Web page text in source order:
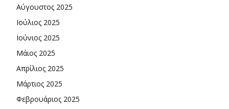
Αύγουστος 2025
Ιούλιος 2025
Ιούνιος 2025
Μάιος 2025
Απρίλιος 2025
Μάρτιος 2025
Φεβρουάριος 2025